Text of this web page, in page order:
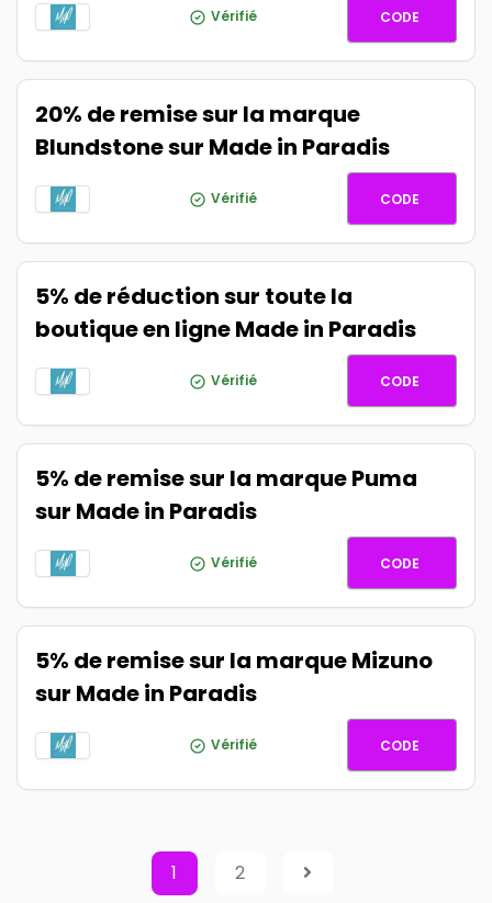
Vérifié CODE
20% de remise sur la marque
Blundstone sur Made in Paradis
Vérifié CODE
5% de réduction sur toute la
boutique en ligne Made in Paradis
Vérifié FIVE
CODE
5% de remise sur la marque Puma
sur Made in Paradis
Vérifié PUMA5
CODE
5% de remise sur la marque Mizuno
sur Made in Paradis
Vérifié CODE
1 2